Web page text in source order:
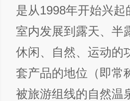
是从1998年开始兴
室内发展到露天、半
休闲、自然、运动的
套产品的地位（即常
被旅游组线的自然温